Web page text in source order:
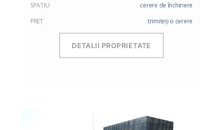
SPAŢIU
cerere de închiriere
PREŢ
trimiteți o cerere
DETALII PROPRIETATE